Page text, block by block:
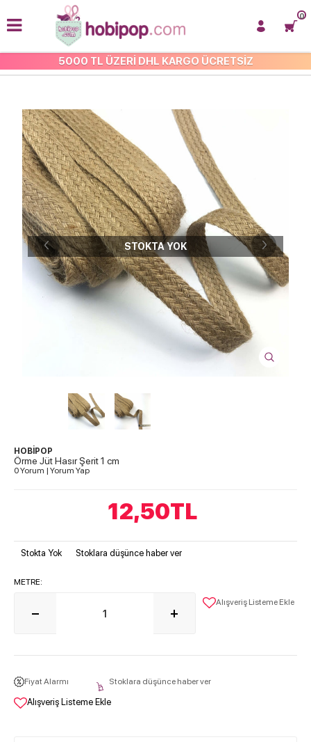
5000 TL ÜZERİ DHL KARGO ÜCRETSİZ
0
JÜT İPLER VE PAKET İPLERİ
STOKTA YOK
HOBİPOP
Örme Jüt Hasır Şerit 1 cm
0 Yorum | Yorum Yap
12,50TL
Stokta Yok Stoklara düşünce haber ver
METRE:
Alışveriş Listeme Ekle
Fiyat Alarmı Stoklara düşünce haber ver
Alışveriş Listeme Ekle